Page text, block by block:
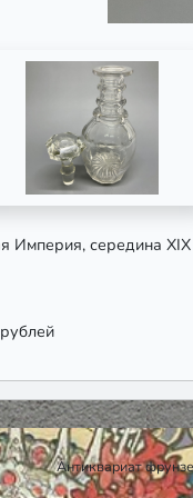
Империя, середина
Антиквариат